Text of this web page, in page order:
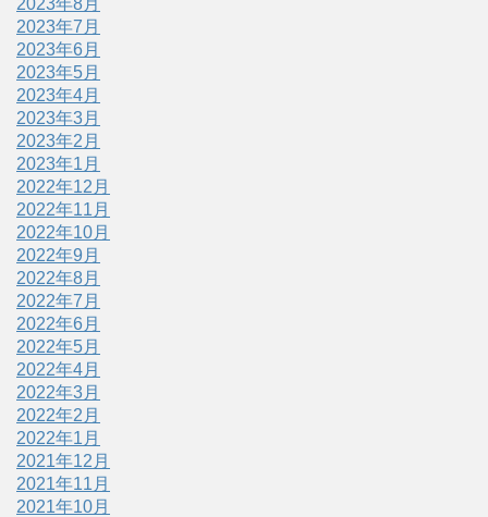
2023年8月
2023年7月
2023年6月
2023年5月
2023年4月
2023年3月
2023年2月
2023年1月
2022年12月
2022年11月
2022年10月
2022年9月
2022年8月
2022年7月
2022年6月
2022年5月
2022年4月
2022年3月
2022年2月
2022年1月
2021年12月
2021年11月
2021年10月